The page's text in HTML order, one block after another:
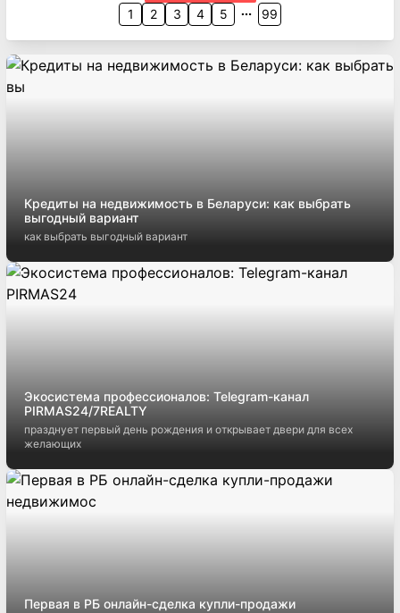
1
2 3 4 5 99
Кредиты на недвижимость в Беларуси: как выбрать
выгодный вариант
как выбрать выгодный вариант
Экосистема профессионалов: Telegram-канал
PIRMAS24/7REALTY
празднует первый день рождения и открывает двери для всех
желающих
Первая в РБ онлайн-сделка купли-продажи